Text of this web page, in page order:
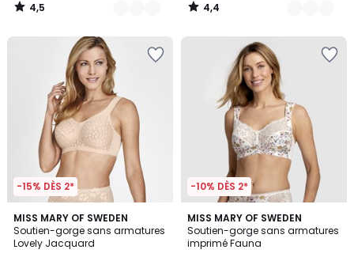
4,5
/
4,4
/
-15% DÈS 2*
MISS MARY OF SWEDEN
Soutien-gorge sans armatures
Lovely Jacquard
4,3
/ 5
2
Couleurs
-10% DÈS 2*
MISS MARY OF SWEDEN
Soutien-gorge sans armatures
imprimé Fauna
4,4
/ 5
2
Couleurs